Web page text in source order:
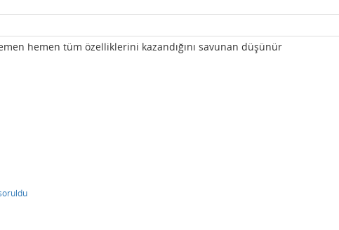
hemen tüm özelliklerini kazandığını savunan düşünür